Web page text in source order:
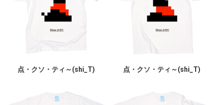
点・クソ・ティ～(shi_T) 点・クソ・ティ～(shi_T)